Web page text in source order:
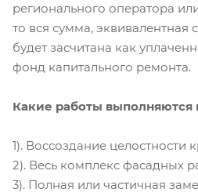
регионального оператора
то вся сумма, эквивалентная
будет засчитана как
фонд капитального ремонта.
Какие работы выполняются
1). Воссоздание целостности
2). Весь комплекс фасадных
3). Полная или частичная